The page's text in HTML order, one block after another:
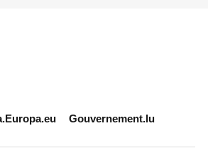
data.public.lu
Gouvernement.lu